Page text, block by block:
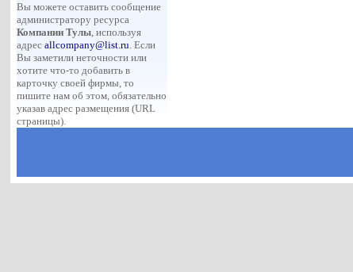
Вы можете оставить сообщение
администратору ресурса
Компании Тулы, используя
адресallcompany@list.ru. Если
Вы заметили неточности или
хотите что-то добавить в
карточку своей фирмы, то
пишите нам об этом, обязательно
указав адрес размещения (URL
страницы).